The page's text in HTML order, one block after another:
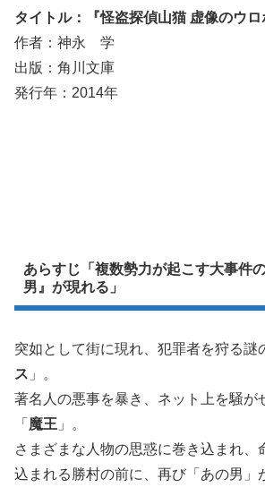
タイトル：『怪盗探偵山猫 虚像のウロ
作者：神永 学
出版：角川文庫
発行年：2014年
あらすじ「複数勢力が起こす大事件
男』が現れる」
突如として街に現れ、犯罪者を狩る謎
ス 」。
著名人の悪事を暴き、ネット上を騒が
「 魔王 」。
さまざまな人物の思惑に巻き込まれ、
込まれる勝村の前に、再び「あの男」